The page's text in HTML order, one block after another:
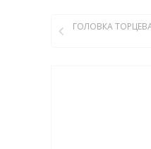
Vesta, LADA X-RAY
ГОЛОВКА